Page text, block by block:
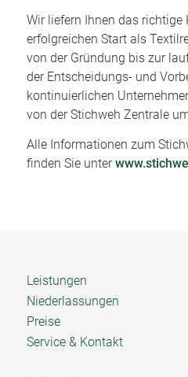
Wir liefern Ihnen das richtige
erfolgreichen Start als
von der Gründung bis zur
der Entscheidungs- und
kontinuierlichen
von der Stichweh Zentrale
Alle Informationen zum
finden Sie unter
Leistungen
Niederlassungen
Preise
Service & Kontakt